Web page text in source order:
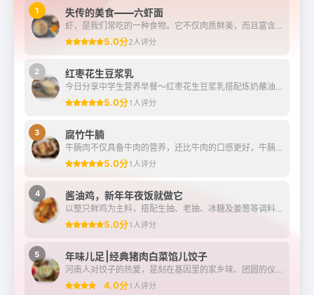
1 失传的美食——六虾面
虾，是我们常吃的一种食物。它不仅肉质鲜美，而且富含多种营养物质，对人体健康十分有益。正因为这样，诞生了许多虾类的美食。在《苏州往事》中记载了一道美味但又制作过程复...
5.0分2人评分
2 红枣花生豆浆乳
今日分享中学生营养早餐～红枣花生豆浆乳搭配炼奶蘸油条，有雀巢鹰唛炼奶加持，早餐的浓香与酥脆瞬间升华！
5.0分1人评分
3 腐竹牛腩
牛腩肉不仅具备牛肉的营养，还比牛肉的口感更好，牛腩的筋膜多，炖煮之后更容易吸收汤汁的香味，跟腐竹组合相得益彰，互相补充，腐竹中也可以充分吸饱牛腩的汤汁，多吃不仅能...
5.0分1人评分
4 酱油鸡，新年年夜饭就做它
以整只鲜鸡为主料，搭配生抽、老抽、冰糖及姜葱等调料制成。
5.0分1人评分
5 年味儿足⎮经典猪肉白菜馅儿饺子
河南人对饺子的热爱，是刻在基因里的家乡味、团圆的仪式感……平常宴客节气，民俗节日都会包饺子（不只是吃饺子，但是必不可少）大年三十“守岁”吃，初一早晨吃，取“更岁交...
4.0分1人评分